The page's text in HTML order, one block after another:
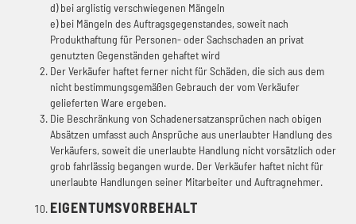
d) bei arglistig verschwiegenen Mängeln
e) bei Mängeln des Auftragsgegenstandes, soweit nach
Produkthaftung für Personen- oder Sachschaden an privat
genutzten Gegenständen gehaftet wird
Der Verkäufer haftet ferner nicht für Schäden, die sich aus dem
nicht bestimmungsgemäßen Gebrauch der vom Verkäufer
gelieferten Ware ergeben.
Die Beschränkung von Schadenersatzansprüchen nach obigen
Absätzen umfasst auch Ansprüche aus unerlaubter Handlung des
Verkäufers, soweit die unerlaubte Handlung nicht vorsätzlich oder
grob fahrlässig begangen wurde. Der Verkäufer haftet nicht für
unerlaubte Handlungen seiner Mitarbeiter und Auftragnehmer.
EIGENTUMSVORBEHALT